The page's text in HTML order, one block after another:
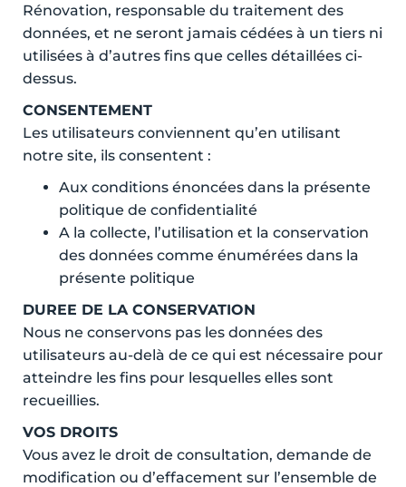
Rénovation, responsable du traitement des
données, et ne seront jamais cédées à un tiers ni
utilisées à d’autres fins que celles détaillées ci-
dessus.
CONSENTEMENT
Les utilisateurs conviennent qu’en utilisant
notre site, ils consentent :
Aux conditions énoncées dans la présente
politique de confidentialité
A la collecte, l’utilisation et la conservation
des données comme énumérées dans la
présente politique
DUREE DE LA CONSERVATION
Nous ne conservons pas les données des
utilisateurs au-delà de ce qui est nécessaire pour
atteindre les fins pour lesquelles elles sont
recueillies.
VOS DROITS
Vous avez le droit de consultation, demande de
modification ou d’effacement sur l’ensemble de